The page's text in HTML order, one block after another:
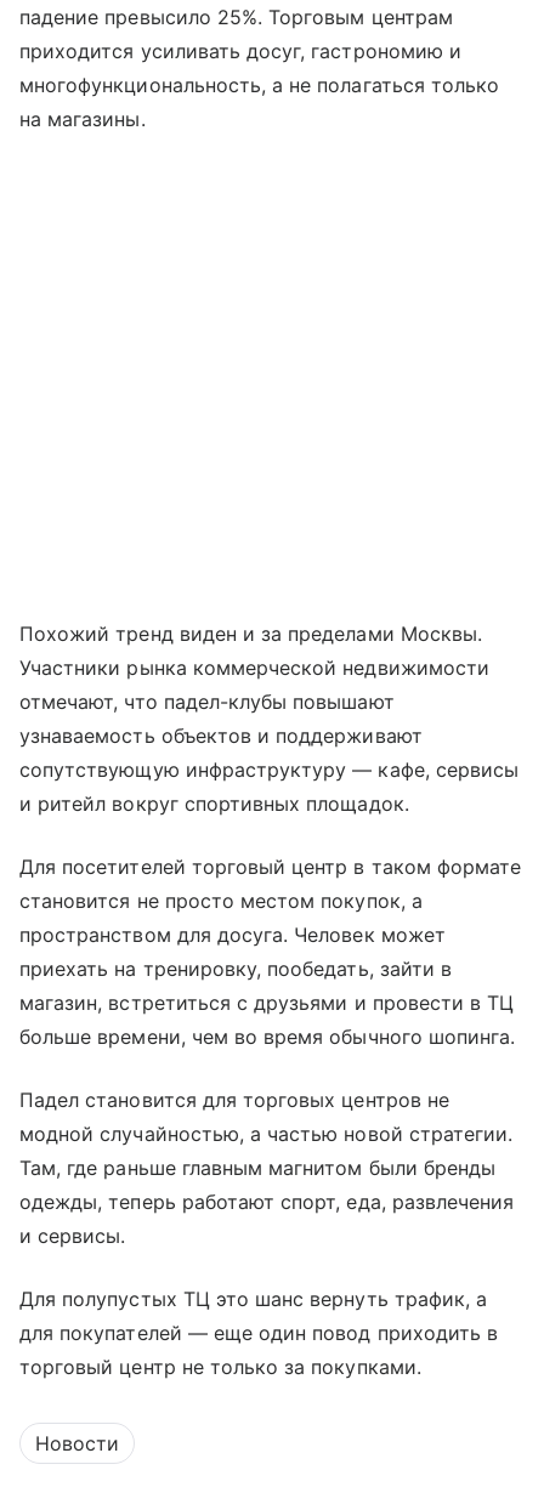
падение превысило 25%. Торговым центрам
приходится усиливать досуг, гастрономию и
многофункциональность, а не полагаться только
на магазины.
Похожий тренд виден и за пределами Москвы.
Участники рынка коммерческой недвижимости
отмечают, что падел-клубы повышают
узнаваемость объектов и поддерживают
сопутствующую инфраструктуру — кафе, сервисы
и ритейл вокруг спортивных площадок.
Для посетителей торговый центр в таком формате
становится не просто местом покупок, а
пространством для досуга. Человек может
приехать на тренировку, пообедать, зайти в
магазин, встретиться с друзьями и провести в ТЦ
больше времени, чем во время обычного шопинга.
Падел становится для торговых центров не
модной случайностью, а частью новой стратегии.
Там, где раньше главным магнитом были бренды
одежды, теперь работают спорт, еда, развлечения
и сервисы.
Для полупустых ТЦ это шанс вернуть трафик, а
для покупателей — еще один повод приходить в
торговый центр не только за покупками.
Новости